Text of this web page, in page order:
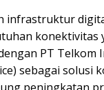
infrastruktur
konektivitas
PT Telkom
sebagai solusi